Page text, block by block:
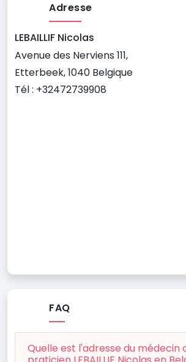
Adresse
LEBAILLIF Nicolas
Avenue des Nerviens 111,
Etterbeek, 1040 Belgique
Tél : +32472739908
FAQ
Quelle est l'adresse du médecin